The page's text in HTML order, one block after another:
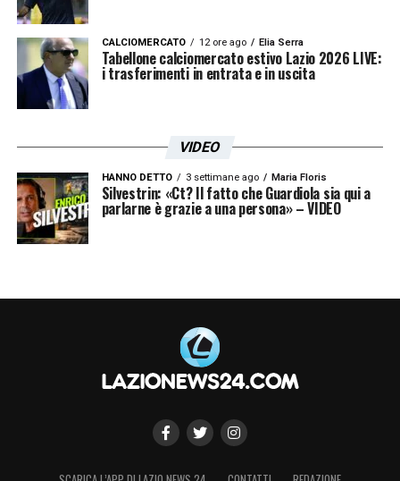
CALCIOMERCATO 12 ore ago Elia Serra
Tabellone calciomercato estivo Lazio 2026 LIVE:
i trasferimenti in entrata e in uscita
VIDEO
HANNO DETTO 3 settimane ago Maria Floris
Silvestrin: «Ct? Il fatto che Guardiola sia qui a
parlarne è grazie a una persona» – VIDEO